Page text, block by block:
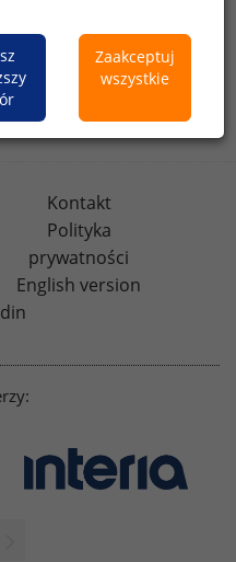
kfw.sedlak.pl
raportyplacowe.pl
Kontakt
Polityka
prywatności
English version
Zaakceptuj
wszystkie